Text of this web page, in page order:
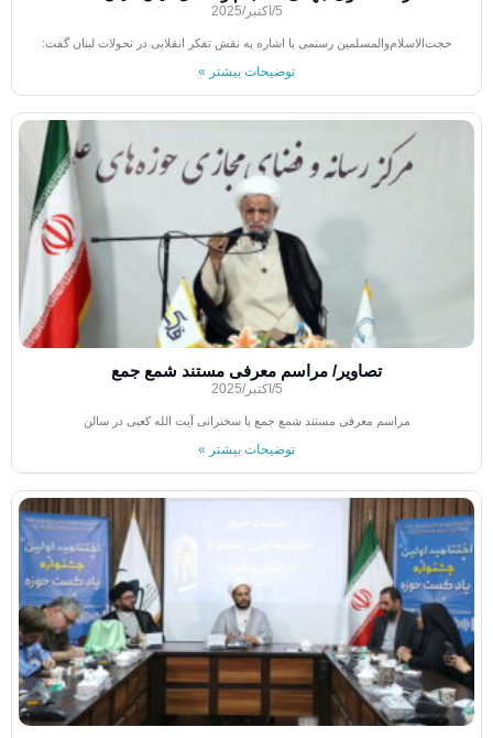
5/اکتبر/2025
حجت‌الاسلام‌والمسلمین رستمی با اشاره به نقش تفکر انقلابی در تحولات لبنان گفت:
توضیحات بیشتر »
تصاویر/ مراسم معرفی مستند شمع جمع
5/اکتبر/2025
مراسم معرفی مستند شمع جمع با سخنرانی آیت الله کعبی در سالن
توضیحات بیشتر »